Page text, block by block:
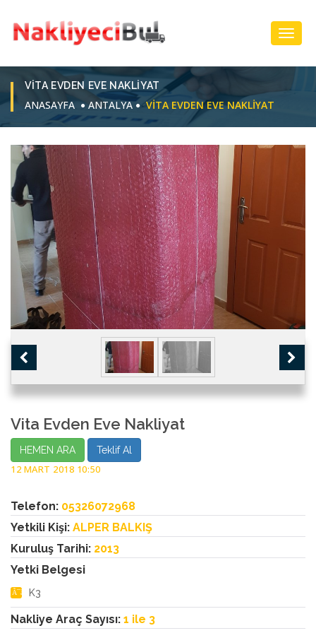
VITA EVDEN EVE NAKLIYAT
ANASAYFA ANTALYA VITA EVDEN EVE NAKLIYAT
Vita Evden Eve Nakliyat
HEMEN ARA Teklif Al
12 MART 2018 10:50
Telefon: 05326072968
Yetkili Kişi: ALPER BALKIŞ
Kuruluş Tarihi: 2013
Yetki Belgesi
K3
Nakliye Araç Sayısı: 1 ile 3